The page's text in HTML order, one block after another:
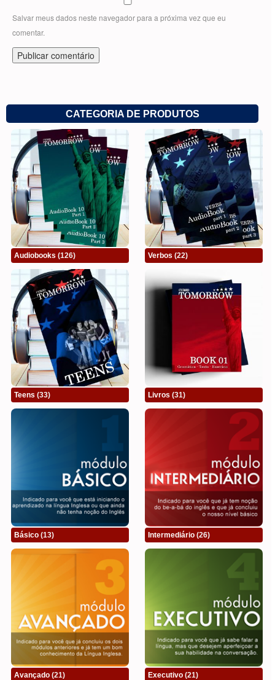
Salvar meus dados neste navegador para a próxima vez que eu
comentar.
CATEGORIA DE PRODUTOS
Audiobooks (126) Verbos(22)
Teens (33) Livros(31)
Básico (13) Intermediário(26)
Avançado (21) Executivo(21)